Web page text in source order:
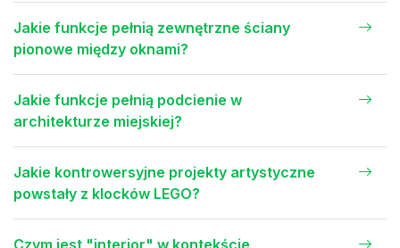
Jakie funkcje pełnią zewnętrzne ściany
pionowe między oknami?
Jakie funkcje pełnią podcienie w
architekturze miejskiej?
Jakie kontrowersyjne projekty artystyczne
powstały z klocków LEGO?
Czym jest "interior" w kontekście